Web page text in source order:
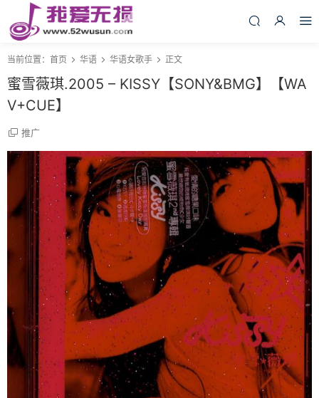
当前位置： 首页 华语 华语女歌手 正文
蜜雪薇琪.2005 – KISSY【SONY&BMG】【WA
V+CUE】
推广